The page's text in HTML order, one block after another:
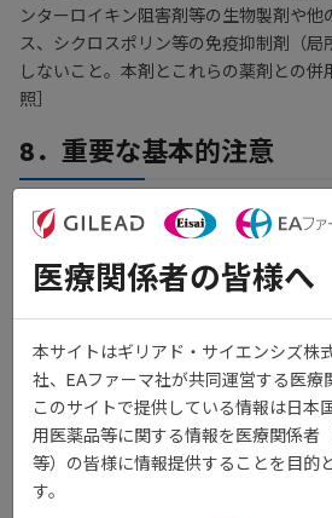
ンターロイキン阻害剤等の生物製剤や他
ス、シクロスポリン等の免疫抑制剤（局
しないこと。本剤とこれらの薬剤との併
照］
8．重要な基本的注意
8. 重要な基本的注意
感染症に対する宿主免疫能に影響を及ぼ
場合には、速やかに主治医に相談するよ
1. 2. 1、2. 2、7. 2、7. 4、9. 1. 1、9. 1. 3
8.2 本剤投与に先立って結核に関する十
に加え、インターフェロンγ遊離試験又は
ツベルクリン反応検査を行い、適宜胸部
り、結核感染の有無を確認すること。
医療関係者の皆様へ
本サイトはギリアド・サイエンシズ株
社、EAファーマ社が共同運営する医療
このサイトで提供している情報は日本
用医薬品等に関する情報を医療関係者
等）の皆様に情報提供することを目的
す。